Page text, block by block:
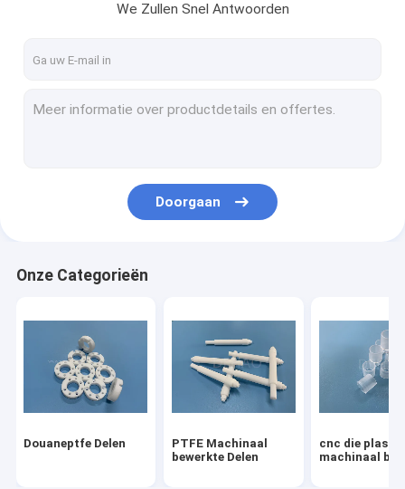
gluur machinaal bewerkte delen
PTFE Uitgedreven staaf
POM Acetal Copolymer
Nylon Machinaal bewerkte Delen
Micro- Vormplastieken
We Zullen Snel Antwoorden
Doorgaan
Onze Categorieën
Douaneptfe Delen
PTFE Machinaal
bewerkte Delen
cnc die plastic
machinaal